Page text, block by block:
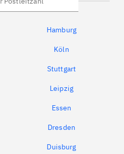
Hamburg
Köln
Stuttgart
Leipzig
Essen
Dresden
Duisburg